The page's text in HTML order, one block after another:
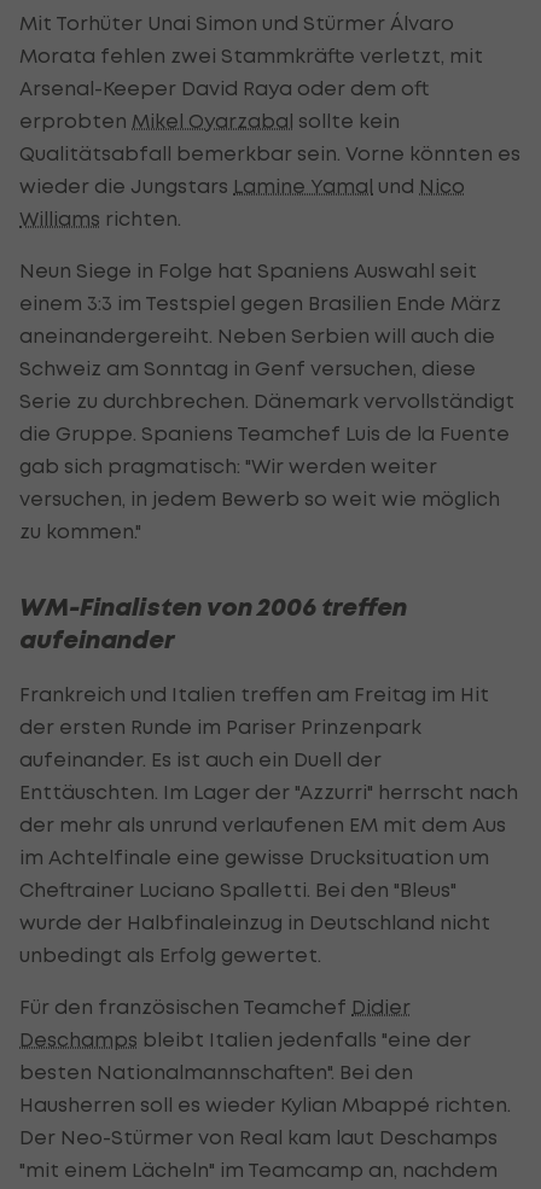
Mit Torhüter Unai Simon und Stürmer Álvaro
Morata fehlen zwei Stammkräfte verletzt, mit
Arsenal-Keeper David Raya oder dem oft
erprobten Mikel Oyarzabal sollte kein
Qualitätsabfall bemerkbar sein. Vorne könnten es
wieder die Jungstars Lamine Yamal und Nico
Williams richten.
Neun Siege in Folge hat Spaniens Auswahl seit
einem 3:3 im Testspiel gegen Brasilien Ende März
aneinandergereiht. Neben Serbien will auch die
Schweiz am Sonntag in Genf versuchen, diese
Serie zu durchbrechen. Dänemark vervollständigt
die Gruppe. Spaniens Teamchef Luis de la Fuente
gab sich pragmatisch: "Wir werden weiter
versuchen, in jedem Bewerb so weit wie möglich
zu kommen."
WM-Finalisten von 2006 treffen
aufeinander
Frankreich und Italien treffen am Freitag im Hit
der ersten Runde im Pariser Prinzenpark
aufeinander. Es ist auch ein Duell der
Enttäuschten. Im Lager der "Azzurri" herrscht nach
der mehr als unrund verlaufenen EM mit dem Aus
im Achtelfinale eine gewisse Drucksituation um
Cheftrainer Luciano Spalletti. Bei den "Bleus"
wurde der Halbfinaleinzug in Deutschland nicht
unbedingt als Erfolg gewertet.
Für den französischen Teamchef Didier
Deschamps bleibt Italien jedenfalls "eine der
besten Nationalmannschaften". Bei den
Hausherren soll es wieder Kylian Mbappé richten.
Der Neo-Stürmer von Real kam laut Deschamps
"mit einem Lächeln" im Teamcamp an, nachdem